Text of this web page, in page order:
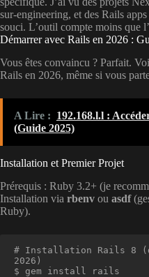
sur-engineering, et des Rails
souci. L’outil compte moins que
Démarrer avec Rails en 2026 :
Vous êtes convaincu ? Parfait.
Rails en 2026, même si vous
A Lire : 192.168.l.l :
(Guide 2025)
Installation et Premier Projet
Prérequis : Ruby 3.2+ (je
Installation via rbenv ou asdf
Ruby).
# Installation Rails 8
2026)
$ gem install rails